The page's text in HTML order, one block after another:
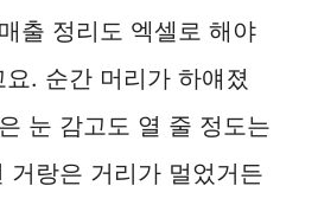
출 정리도 엑셀로 해야
. 순간 머리가 하얘졌
눈 감고도 열 줄 정도는
거랑은 거리가 멀었거든